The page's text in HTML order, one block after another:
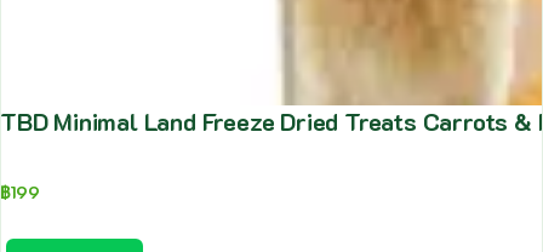
TBD Minimal Land Freeze Dried Treats Carrots
฿199